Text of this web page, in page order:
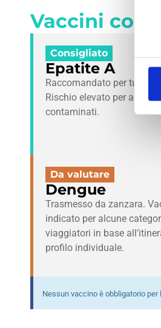
Vaccini
Consigliato
Epatite A
Raccomandato per tutti i
Rischio elevato per acqua
contaminati.
Da valutare
Dengue
Trasmesso da zanzara.
indicato per alcune
viaggiatori in base
profilo individuale.
Nessun vaccino è obbligatorio